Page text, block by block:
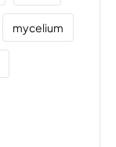
mycelium